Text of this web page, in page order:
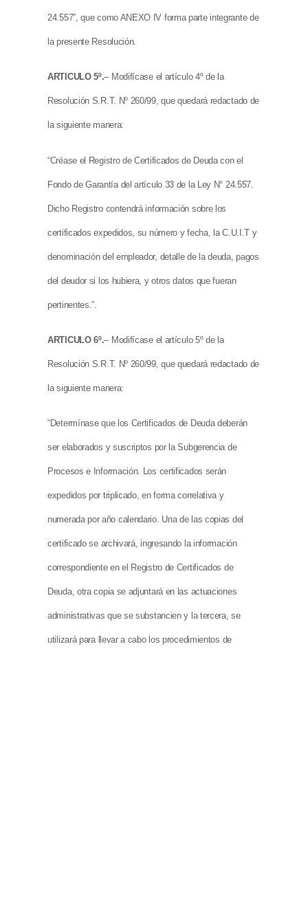
24.557”, que como ANEXO IV forma parte integrante de
la presente Resolución.
ARTICULO 5º.– Modifícase el artículo 4º de la
Resolución S.R.T. Nº 260/99, que quedará redactado de
la siguiente manera:
“Créase el Registro de Certificados de Deuda con el
Fondo de Garantía del artículo 33 de la Ley N° 24.557.
Dicho Registro contendrá información sobre los
certificados expedidos, su número y fecha, la C.U.I.T y
denominación del empleador, detalle de la deuda, pagos
del deudor si los hubiera, y otros datos que fueran
pertinentes.”.
ARTICULO 6º.– Modifícase el artículo 5º de la
Resolución S.R.T. Nº 260/99, que quedará redactado de
la siguiente manera:
“Determínase que los Certificados de Deuda deberán
ser elaborados y suscriptos por la Subgerencia de
Procesos e Información. Los certificados serán
expedidos por triplicado, en forma correlativa y
numerada por año calendario. Una de las copias del
certificado se archivará, ingresando la información
correspondiente en el Registro de Certificados de
Deuda, otra copia se adjuntará en las actuaciones
administrativas que se substancien y la tercera, se
utilizará para llevar a cabo los procedimientos de